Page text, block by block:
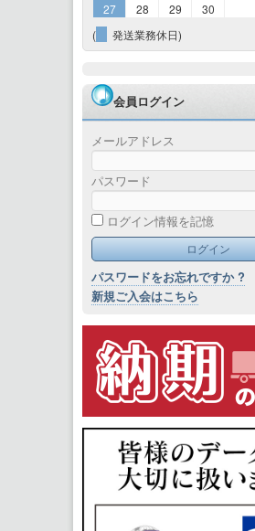
27
28 29
30
(
発送業務休日)
会員ログイン
メールアドレス
パスワード
ログイン情報を記憶
パスワードをお忘れですか ?
新規ご入会はこちら